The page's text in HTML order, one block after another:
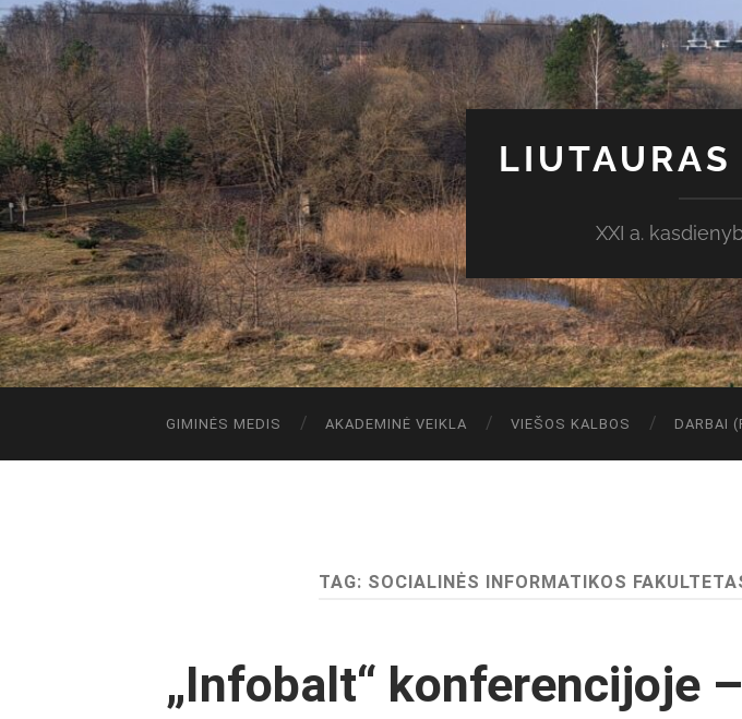
XXI a.
GIMINĖS MEDIS AKADEMINĖ VEIKLA VIEŠOS KALBOS DARBAI
TAG: SOCIALINĖS INFORMATIKOS
„Infobalt“ konferencijoje –